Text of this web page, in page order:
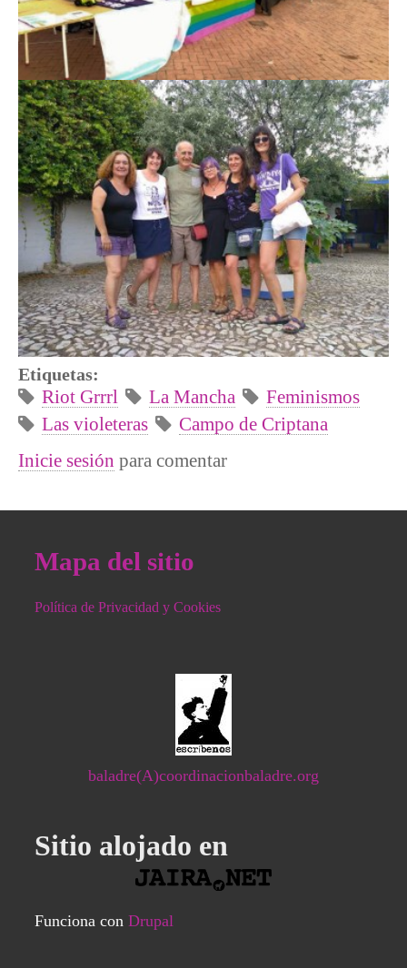
Etiquetas:
Riot Grrrl La Mancha
Feminismos
Las violeteras
Campo de Criptana
Inicie sesión para comentar
Mapa del sitio
Política de Privacidad y Cookies
baladre(A)coordinacionbaladre.org
Sitio alojado en
Funciona con Drupal